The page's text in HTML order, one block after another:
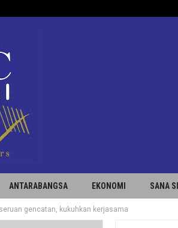
ANTARABANGSA EKONOMI SANA
gencatan, kukuhkan kerjasama